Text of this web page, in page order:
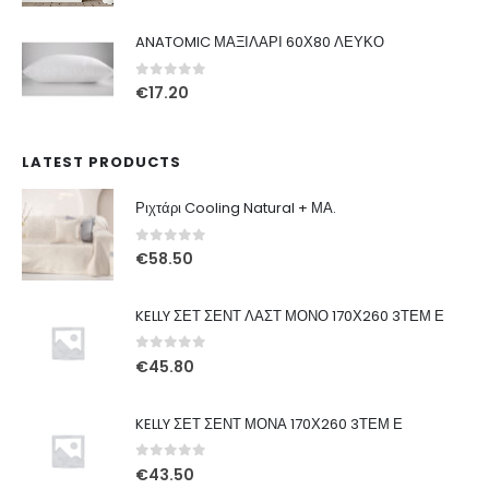
ANATOMIC ΜΑΞΙΛΑΡΙ 60Χ80 ΛΕΥΚΟ
0out of 5
€17.20
LATEST PRODUCTS
Ριχτάρι Cooling Natural + ΜΑ.
0out of 5
€58.50
KELLY ΣΕΤ ΣΕΝΤ ΛΑΣΤ ΜΟΝΟ 170Χ260 3ΤΕΜ Ε
0out of 5
€45.80
KELLY ΣΕΤ ΣΕΝΤ ΜΟΝΑ 170Χ260 3ΤΕΜ Ε
0out of 5
€43.50